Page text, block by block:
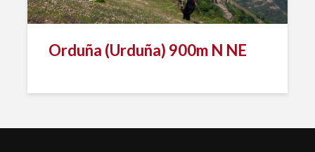
Orduña (Urduña) 900m N NE